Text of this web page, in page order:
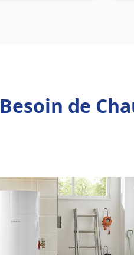
Besoin de